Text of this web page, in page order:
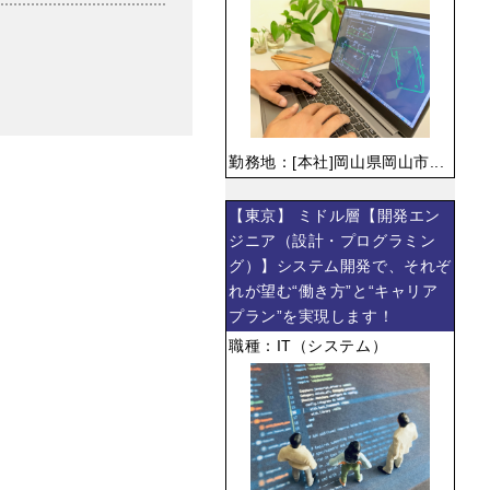
勤務地：[本社]岡山県岡山市...
【東京】 ミドル層【開発エン
ジニア（設計・プログラミン
グ）】システム開発で、それぞ
れが望む“働き方”と“キャリア
プラン”を実現します！
職種：IT（システム）